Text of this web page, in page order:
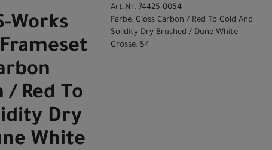
Works
/ Red To
Dry
White
Art.Nr. 74425-0054
Farbe: Gloss Carbon / Red To Gold And
Solidity Dry Brushed / Dune White
Grösse: 54